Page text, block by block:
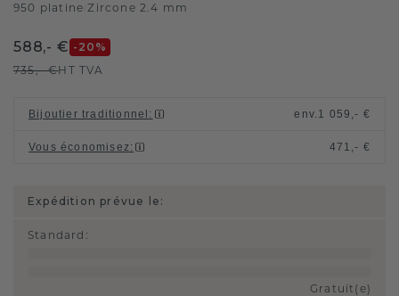
950 platine Zircone 2.4 mm
588,- € -20 %
735,- €HT TVA
Bijoutier traditionnel : env. 1 059,- €
Vous économisez: 471,- €
Expédition prévue le:
Standard :
Gratuit(e)